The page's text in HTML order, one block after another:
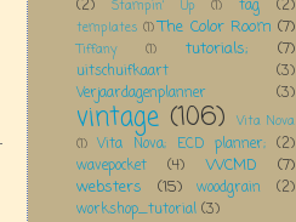
(2)
Stampin' Up (1) tag (2)
templates (1) The Color Room (7)
Tiffany (1) tutorials; (7)
uitschuifkaart
(3)
Verjaardagenplanner
(3)
vintage (106)
Vita Nova
(1) Vita Nova; ECD planner; (2)
wavepocket
(4) WCMD
(7)
websters
(15) woodgrain
(2)
workshop_tutorial (3)